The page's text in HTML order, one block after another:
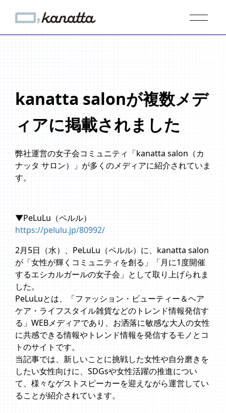
kanatta salonが複数メデ
ィアに掲載されました
弊社運営の女子会コミュニティ「kanatta salon（カ
ナッタ サロン）」が多くのメディアに紹介されていま
す。
▼PeLuLu（ペルル）
https://pelulu.jp/80992/
2月5日（水）、PeLuLu（ペルル）に、kanatta salon
が「女性が輝くコミュニティを創る」「月に1度開催
するエシカルガールの女子会」として取り上げられま
した。
PeLuLuとは、「ファッション・ビューティー＆ヘア
ケア・ライフスタイル雑貨などのトレンド情報発信す
る」WEBメディアであり、お洒落に敏感な大人の女性
に共感できる情報やトレンド情報を発信するモノとコ
トのサイトです。
当記事では、新しいことに挑戦した女性や自分磨きを
したい女性向けに、SDGsや女性活躍の推進につい
て、様々なゲストスピーカーを迎えながら運営してい
ることが紹介されています。